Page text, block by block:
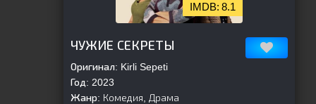
8.1
ЧУЖИЕ СЕКРЕТЫ
Оригинал: Kirli Sepeti
Год: 2023
Жанр: Комедия, Драма